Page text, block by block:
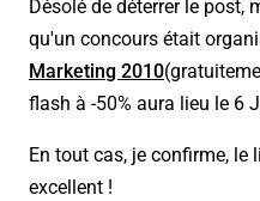
Désolé de déterrer le post,
qu'un concours était
Marketing 2010
flash à -50% aura lieu le 6
En tout cas, je confirme,
excellent !